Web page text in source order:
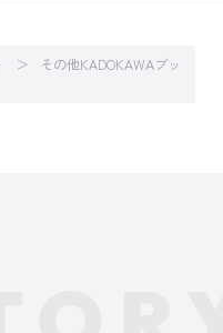
その他KADOKAWAブッ